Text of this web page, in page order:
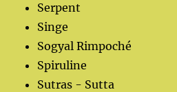
Serpent
Singe
Sogyal Rimpoché
Spiruline
Sutras - Sutta